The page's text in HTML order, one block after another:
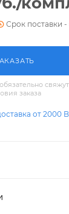
Срок поставки -
заказа
от 2000